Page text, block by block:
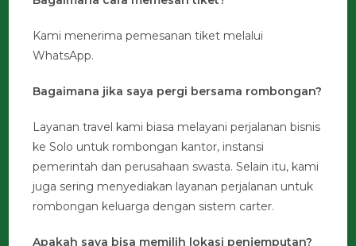
Kami menerima pemesanan tiket melalui
WhatsApp.
Bagaimana jika saya pergi bersama rombongan?
Layanan travel kami biasa melayani perjalanan bisnis
ke Solo untuk rombongan kantor, instansi
pemerintah dan perusahaan swasta. Selain itu, kami
juga sering menyediakan layanan perjalanan untuk
rombongan keluarga dengan sistem carter.
Apakah saya bisa memilih lokasi penjemputan?